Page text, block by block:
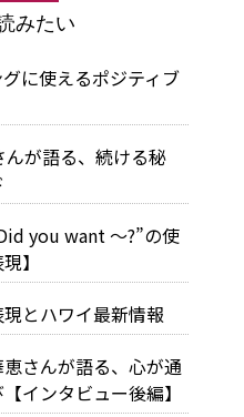
みたい
に使えるポジティブ
んが語る、続ける秘
you want ～?”の使
】
とハワイ最新情報
恵さんが語る、心が通
インタビュー後編】